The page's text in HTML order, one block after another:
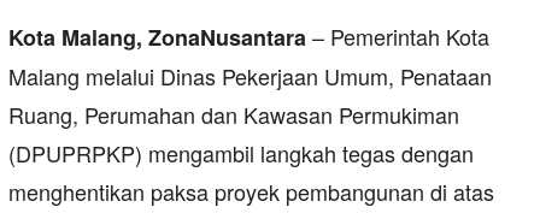
Kota Malang, ZonaNusantara– Pemerintah Kota
Malang melalui Dinas Pekerjaan Umum, Penataan
Ruang, Perumahan dan Kawasan Permukiman
(DPUPRPKP) mengambil langkah tegas dengan
menghentikan paksa proyek pembangunan di atas